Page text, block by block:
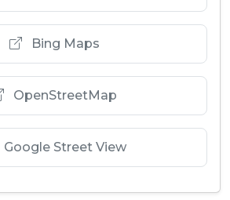
Bing Maps
OpenStreetMap
Google Street View